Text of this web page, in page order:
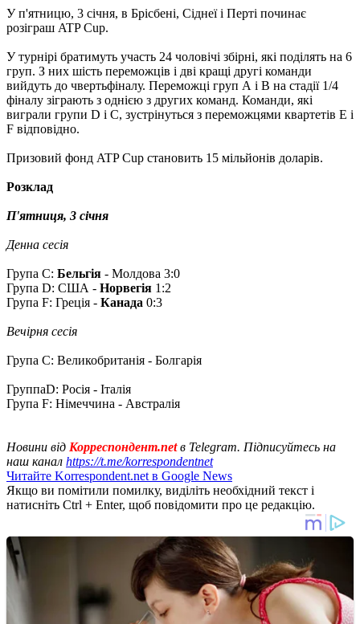
У п'ятницю, 3 січня, в Брісбені, Сіднеї і Перті починає
розіграш ATP Cup.
У турнірі братимуть участь 24 чоловічі збірні, які поділять на 6
груп. З них шість переможців і дві кращі другі команди
вийдуть до чвертьфіналу. Переможці груп А і B на стадії 1/4
фіналу зіграють з однією з других команд. Команди, які
виграли групи D і C, зустрінуться з переможцями квартетів E і
F відповідно.
Призовий фонд ATP Cup становить 15 мільйонів доларів.
Розклад
П'ятниця, 3 січня
Денна сесія
Група С: Бельгія - Молдова 3:0
Група D: США - Норвегія 1:2
Група F: Греція - Канада 0:3
Вечірня сесія
Група С: Великобританія - Болгарія
ГруппаD: Росія - Італія
Група F: Німеччина - Австралія
Новини від Корреспондент.netв Telegram. Підписуйтесь на
наш канал https://t.me/korrespondentnet
Читайте Korrespondent.net в Google News
Якщо ви помітили помилку, виділіть необхідний текст і
натисніть Ctrl + Enter, щоб повідомити про це редакцію.